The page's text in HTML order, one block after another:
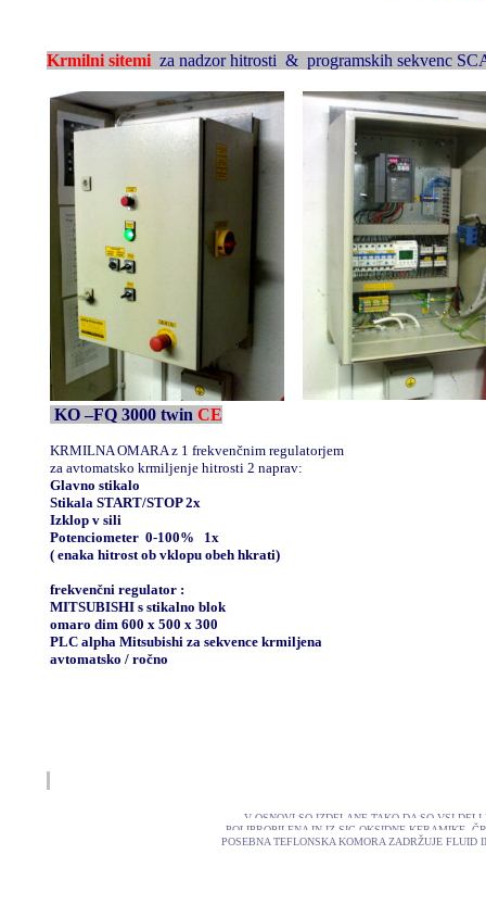
Krmilni sitemi za nadzor hitrosti & programskih sekvenc
KO –FQ 3000 twin CE
KRMILNA OMARA z 1 frekvenčnim regulatorjem
za avtomatsko krmiljenje hitrosti 2 naprav:
Glavno stikalo
Stikala START/STOP 2x
Izklop v sili
Potenciometer 0-100% 1x
( enaka hitrost ob vklopu obeh hkrati)
frekvenčni regulator :
MITSUBISHI s stikalno blok
omaro dim 600 x 500 x 300
PLC alpha Mitsubishi za sekvence krmiljena
avtomatsko / ročno
V OSNOVI SO IZDELANE TAKO DA SO VSI
POLIPROPILENA IN IZ SIC OKSIDNE KERAMIKE
POSEBNA TEFLONSKA KOMORA ZADRŽUJE